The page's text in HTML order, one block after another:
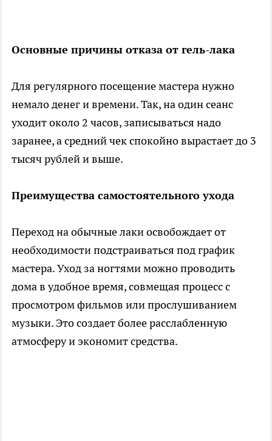
Основные причины отказа от гель-лака
Для регулярного посещение мастера нужно
немало денег и времени. Так, на один сеанс
уходит около 2 часов, записываться надо
заранее, а средний чек спокойно вырастает до 3
тысяч рублей и выше.
Преимущества самостоятельного ухода
Переход на обычные лаки освобождает от
необходимости подстраиваться под график
мастера. Уход за ногтями можно проводить
дома в удобное время, совмещая процесс с
просмотром фильмов или прослушиванием
музыки. Это создает более расслабленную
атмосферу и экономит средства.